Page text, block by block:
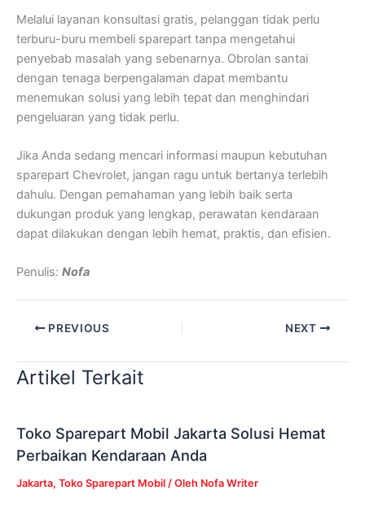
Melalui layanan konsultasi gratis, pelanggan tidak perlu
terburu-buru membeli sparepart tanpa mengetahui
penyebab masalah yang sebenarnya. Obrolan santai
dengan tenaga berpengalaman dapat membantu
menemukan solusi yang lebih tepat dan menghindari
pengeluaran yang tidak perlu.
Jika Anda sedang mencari informasi maupun kebutuhan
sparepart Chevrolet, jangan ragu untuk bertanya terlebih
dahulu. Dengan pemahaman yang lebih baik serta
dukungan produk yang lengkap, perawatan kendaraan
dapat dilakukan dengan lebih hemat, praktis, dan efisien.
Penulis: Nofa
PREVIOUS NEXT
Artikel Terkait
Toko Sparepart Mobil Jakarta Solusi Hemat
Perbaikan Kendaraan Anda
Jakarta, Toko Sparepart Mobil / Oleh Nofa Writer